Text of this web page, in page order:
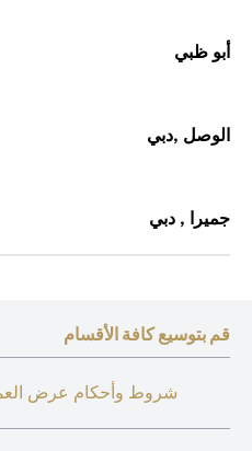
أبو ظبي
الوصل ,دبي
جميرا , دبي
قم بتوسيع كافة الأقسام
شروط وأحكام عرض العملاء